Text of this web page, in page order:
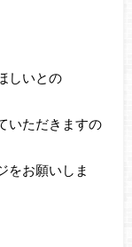
しいとの
いただきますの
をお願いしま